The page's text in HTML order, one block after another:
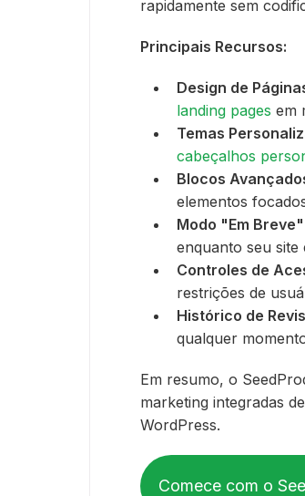
rapidamente sem
Principais Recursos:
Design de
landing pages em
Temas
cabeçalhos
Blocos
elementos
Modo "Em
enquanto seu
Controles de
restrições de
Histórico de
qualquer
Em resumo, o
marketing integradas
WordPress.
Comece com o